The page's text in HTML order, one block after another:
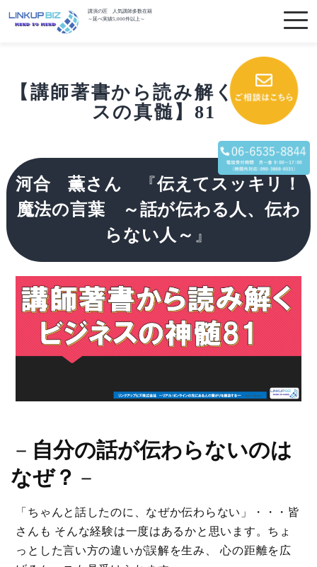
講演の匠 人気講師多数在籍
～延べ実績5,000件以上～
【講師著書から読み解くビジネ
スの真髄】81
河合 薫さん 『伝えてスッキリ！
魔法の言葉 ～話が伝わる人、伝わ
らない人～ 』
－ 自分の話が伝わらないのは
なぜ？ －
「ちゃんと話したのに、なぜか伝わらない」・・・皆
さんも そんな経験は一度はあるかと思います。ちょ
っとした言い方の違いが誤解を生み、 心の距離を広